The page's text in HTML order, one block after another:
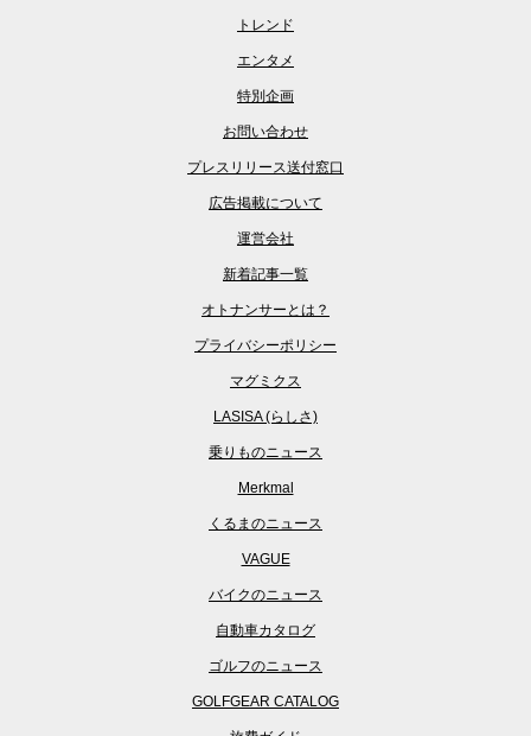
トレンド
エンタメ
特別企画
お問い合わせ
プレスリリース送付窓口
広告掲載について
運営会社
新着記事一覧
オトナンサーとは？
プライバシーポリシー
マグミクス
LASISA (らしさ)
乗りものニュース
Merkmal
くるまのニュース
VAGUE
バイクのニュース
自動車カタログ
ゴルフのニュース
GOLFGEAR CATALOG